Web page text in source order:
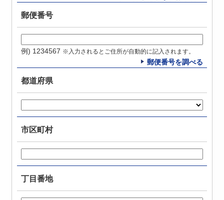
郵便番号
例) 1234567 ※入力されるとご住所が自動的に記入されます。
郵便番号を調べる
都道府県
市区町村
丁目番地